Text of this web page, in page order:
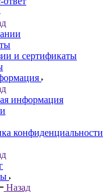
и сертификаты
информация
конфиденциальности
Назад